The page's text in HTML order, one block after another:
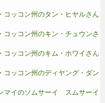
コッコン州のタン・ヒヤルさん
コッコン州のキン・チュウンさ
コッコン州のキム・ホワイさん
コッコン州のディヤング・ダン
マイのソムサーイ スムサーイ